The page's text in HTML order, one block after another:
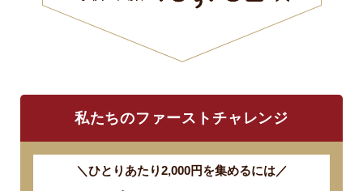
私たちのファーストチャレンジ
＼ひとりあたり2,000円を集めるには／